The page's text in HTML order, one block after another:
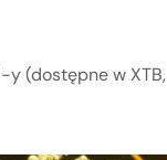
y (dostępne w XTB,